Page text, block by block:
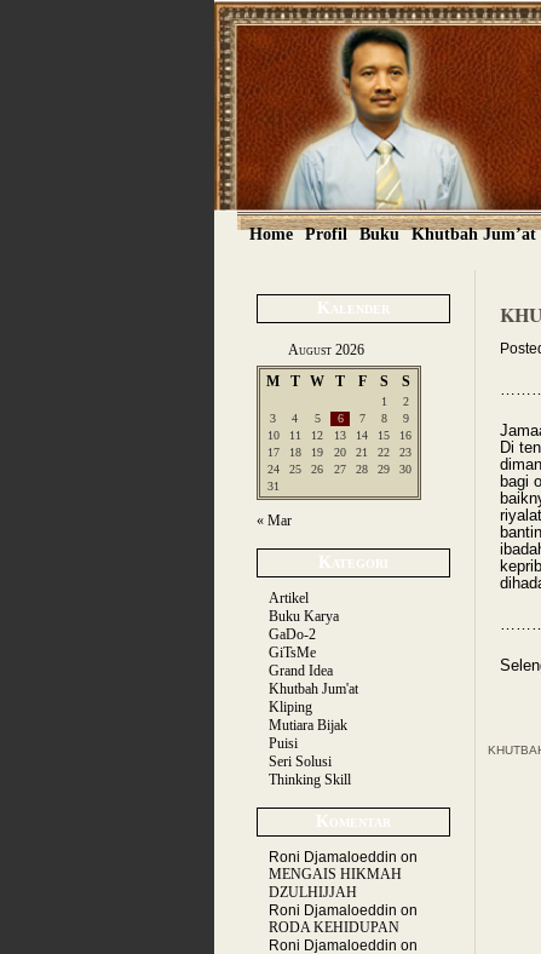
Home Profil Buku Khutbah Jum’at
Kalender
August 2026
M
T W T F S S
1
2
3
4 5 6 7 8
9
10
11 12 13 14 15
16
17
18 19 20 21 22
23
24
25 26 27 28 29
30
31
« Mar
Kategori
Artikel
Buku Karya
GaDo-2
GiTsMe
Grand Idea
Khutbah Jum'at
Kliping
Mutiara Bijak
Puisi
Seri Solusi
Thinking Skill
Komentar
Roni Djamaloeddin on
MENGAIS HIKMAH
DZULHIJJAH
Roni Djamaloeddin on
RODA KEHIDUPAN
Roni Djamaloeddin on
Di
bagi